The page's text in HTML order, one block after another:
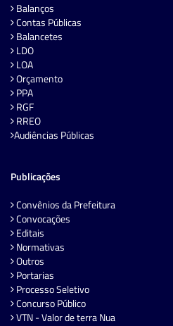
Balanços
Contas Públicas
Balancetes
LDO
LOA
Orçamento
PPA
RGF
RREO
Audiências Públicas
Publicações
Convênios da Prefeitura
Convocações
Editais
Normativas
Outros
Portarias
Processo Seletivo
Concurso Público
VTN - Valor de terra Nua